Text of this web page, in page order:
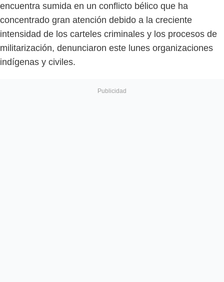
encuentra sumida en un conflicto bélico que ha
concentrado gran atención debido a la creciente
intensidad de los carteles criminales y los procesos de
militarización, denunciaron este lunes organizaciones
indígenas y civiles.